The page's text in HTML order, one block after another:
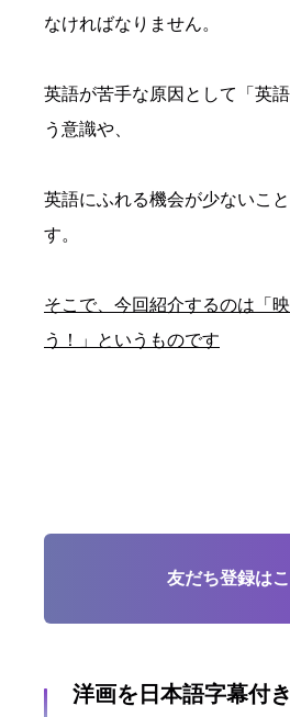
なければなりません。
英語が苦手な原因として「英
う意識や、
英語にふれる機会が少ないこ
す。
そこで、今回紹介するのは「
う！」というものです
友だち登録は
洋画を日本語字幕付